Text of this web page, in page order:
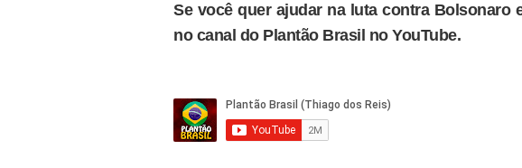
Se você quer ajudar na luta contra Bolsonaro
no canal do Plantão Brasil no YouTube.